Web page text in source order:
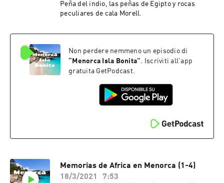
Peña del indio, las peñas de Egipto y rocas
peculiares de cala Morell.
Non perdere nemmeno un episodio di
“ Menorca Isla Bonita”. Iscriviti all'app
gratuita GetPodcast.
Memorias de Africa en Menorca (1-4)
18/3/2021
7:53